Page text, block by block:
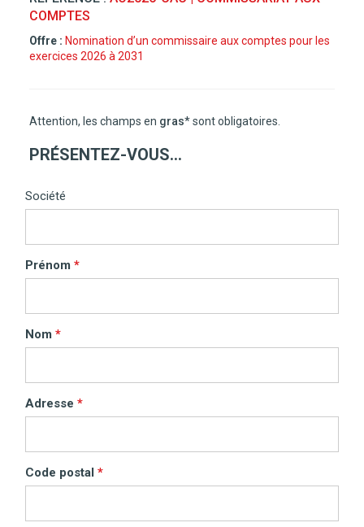
COMPTES
Offre : Nomination d’un commissaire aux comptes pour les
exercices 2026 à 2031
Attention, les champs en gras*sont obligatoires.
PRÉSENTEZ-VOUS…
Société
Prénom
Nom
Adresse
Code postal